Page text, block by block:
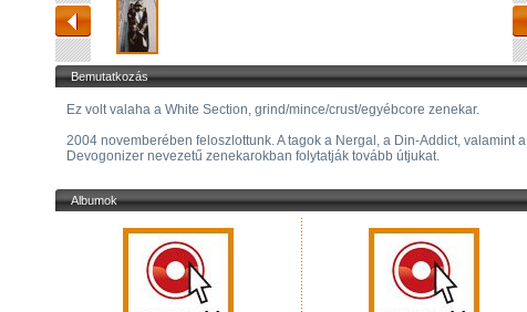
Bemutatkozás
Ez volt valaha a White Section, grind/mince/crust/egyébcore zenekar.
2004 novemberében feloszlottunk. A tagok a Nergal, a Din-Addict, valamint a
Devogonizer nevezetű zenekarokban folytatják tovább útjukat.
Albumok